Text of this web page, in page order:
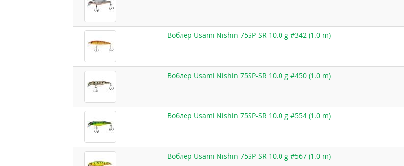
Воблер Usami Nishin 75SP-SR 10.0 g #342 (1.0 m)
Воблер Usami Nishin 75SP-SR 10.0 g #450 (1.0 m)
Воблер Usami Nishin 75SP-SR 10.0 g #554 (1.0 m)
Воблер Usami Nishin 75SP-SR 10.0 g #567 (1.0 m)